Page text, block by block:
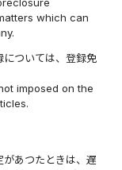
which can
については、登録免
imposed on the
あつたときは、遅